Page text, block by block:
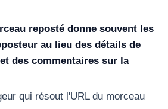
reposté donne souvent les
au lieu des détails de
des commentaires sur la
qui résout l'URL du morceau